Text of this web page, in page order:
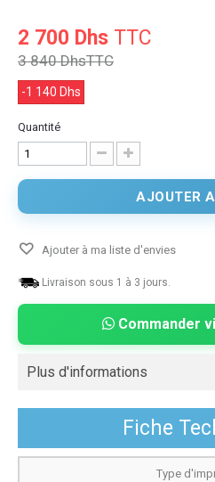
2 700 Dhs TTC
3 840 DhsTTC
-1 140 Dhs
Quantité
AJOUTER
Ajouter à ma liste d'envies
Livraison sous 1 à 3 jours.
Commander
Plus d'informations
Fiche
Type